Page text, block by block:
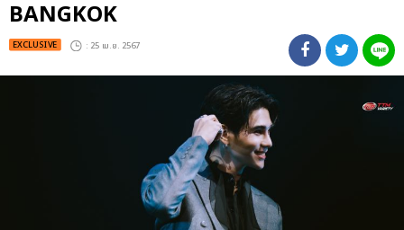
BANGKOK
EXCLUSIVE : 25 เม.ย. 2567